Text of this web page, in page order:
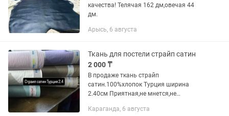
качества! Телячая 162 дм,овечая 44
дм.
Арысь, 6 августа
Ткань для постели страйп сатин
2 000 ₸
В продаже ткань страйп
сатин.100%хлопок Турция ширина
2.40см Приятная,не мнется,не
семеиный 10м.Жду вас Караганда
Караганда, 6 августа